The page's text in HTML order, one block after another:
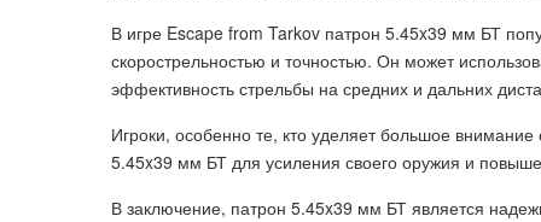
В игре Escape from Tarkov патрон 5.45x39 мм БТ
скорострельностью и точностью. Он может
эффективность стрельбы на средних и дальних
Игроки, особенно те, кто уделяет большое
5.45x39 мм БТ для усиления своего оружия и
В заключение, патрон 5.45x39 мм БТ является